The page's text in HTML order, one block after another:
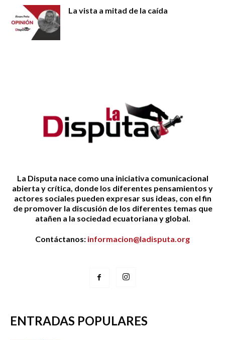
La vista a mitad de la caída
La Disputa nace como una iniciativa comunicacional
abierta y crítica, donde los diferentes pensamientos y
actores sociales pueden expresar sus ideas, con el fin
de promover la discusión de los diferentes temas que
atañen a la sociedad ecuatoriana y global.
Contáctanos: informacion@ladisputa.org
ENTRADAS POPULARES